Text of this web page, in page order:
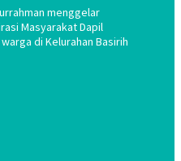
menggelar
Masyarakat Dapil
di Kelurahan Basirih